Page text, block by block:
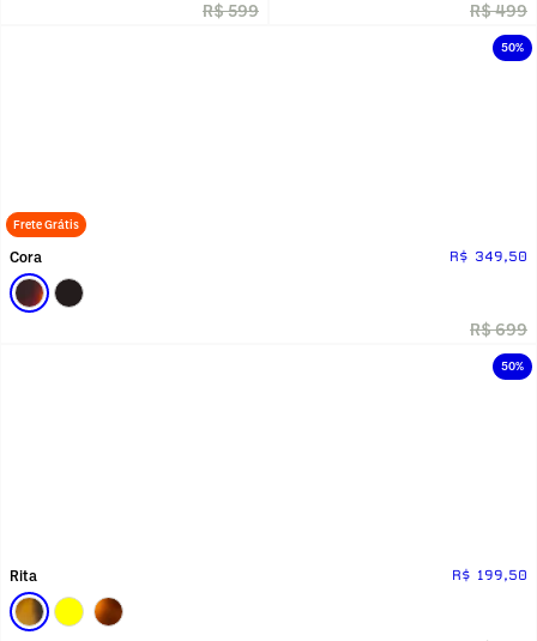
R$ 599
50%
Frete Grátis
Cora R$ 349,50
R$ 699
50%
Rita R$ 199,50
R$ 499